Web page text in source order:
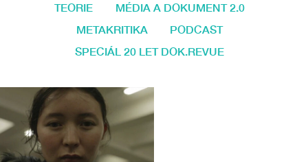
TEORIE
MÉDIA A DOKUMENT 2.0
METAKRITIKA
PODCAST
SPECIÁL 20 LET DOK.REVUE